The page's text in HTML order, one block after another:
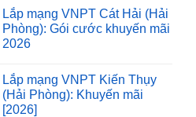
Lắp mạng VNPT Cát Hải (Hải
Phòng): Gói cước khuyến mãi
2026
Lắp mạng VNPT Kiến Thụy
(Hải Phòng): Khuyến mãi
[2026]